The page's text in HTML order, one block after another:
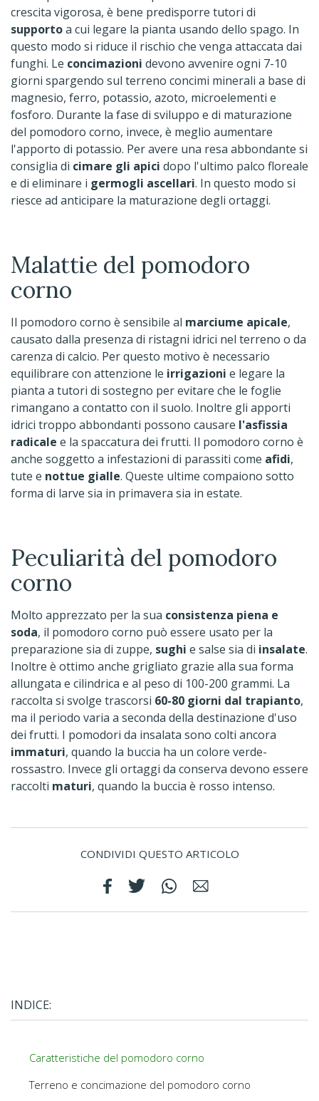
crescita vigorosa, è bene predisporre tutori di
supportoa cui legare la pianta usando dello spago. In
questo modo si riduce il rischio che venga attaccata dai
funghi. Le concimazioni devono avvenire ogni 7-10
giorni spargendo sul terreno concimi minerali a base di
magnesio, ferro, potassio, azoto, microelementi e
fosforo. Durante la fase di sviluppo e di maturazione
del pomodoro corno, invece, è meglio aumentare
l'apporto di potassio. Per avere una resa abbondante si
consiglia di cimare gli apici dopo l'ultimo palco floreale
e di eliminare i germogli ascellari. In questo modo si
riesce ad anticipare la maturazione degli ortaggi.
Malattie del pomodoro
corno
Il pomodoro corno è sensibile al marciume apicale,
causato dalla presenza di ristagni idrici nel terreno o da
carenza di calcio. Per questo motivo è necessario
equilibrare con attenzione le irrigazioni e legare la
pianta a tutori di sostegno per evitare che le foglie
rimangano a contatto con il suolo. Inoltre gli apporti
idrici troppo abbondanti possono causare l'asfissia
radicale e la spaccatura dei frutti. Il pomodoro corno è
anche soggetto a infestazioni di parassiti come afidi,
tute e nottue gialle. Queste ultime compaiono sotto
forma di larve sia in primavera sia in estate.
Peculiarità del pomodoro
corno
Molto apprezzato per la sua consistenza piena e
soda, il pomodoro corno può essere usato per la
preparazione sia di zuppe, sughi e salse sia di insalate.
Inoltre è ottimo anche grigliato grazie alla sua forma
allungata e cilindrica e al peso di 100-200 grammi. La
raccolta si svolge trascorsi 60-80 giorni dal trapianto,
ma il periodo varia a seconda della destinazione d'uso
dei frutti. I pomodori da insalata sono colti ancora
immaturi, quando la buccia ha un colore verde-
rossastro. Invece gli ortaggi da conserva devono essere
raccolti maturi, quando la buccia è rosso intenso.
CONDIVIDI QUESTO ARTICOLO
INDICE:
Caratteristiche del pomodoro corno
Terreno e concimazione del pomodoro corno